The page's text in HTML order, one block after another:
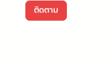
ติดตาม